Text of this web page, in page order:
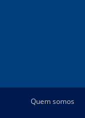
Quem somos